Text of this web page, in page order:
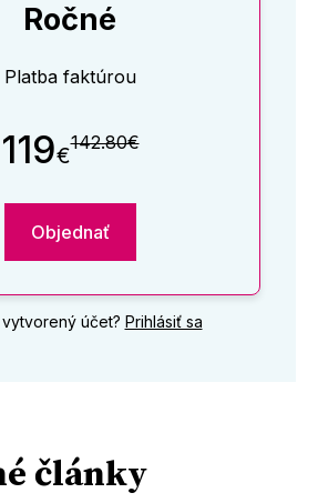
Ročné
Platba faktúrou
119€142.80€
Objednať
účet? Prihlásiť sa
články